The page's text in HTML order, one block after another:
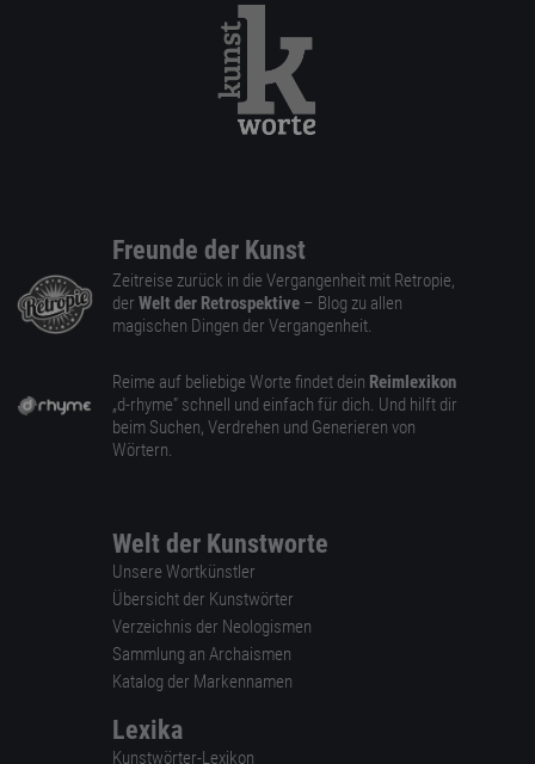
Freunde der Kunst
Zeitreise zurück in die Vergangenheit mit Retropie,
der Welt der Retrospektive – Blog zu allen
magischen Dingen der Vergangenheit.
Reime auf beliebige Worte findet dein Reimlexikon
„d-rhyme” schnell und einfach für dich. Und hilft dir
beim Suchen, Verdrehen und Generieren von
Wörtern.
Welt der Kunstworte
Unsere Wortkünstler
Übersicht der Kunstwörter
Verzeichnis der Neologismen
Sammlung an Archaismen
Katalog der Markennamen
Lexika
Kunstwörter-Lexikon